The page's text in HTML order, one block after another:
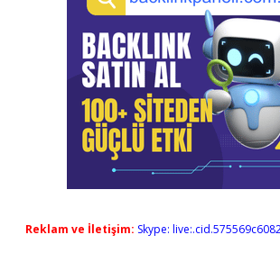
Reklam ve İletişim: Skype: